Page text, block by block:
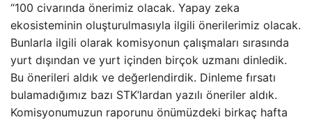
“100 civarında önerimiz olacak. Yapay zeka
ekosisteminin oluşturulmasıyla ilgili önerilerimiz olacak.
Bunlarla ilgili olarak komisyonun çalışmaları sırasında
yurt dışından ve yurt içinden birçok uzmanı dinledik.
Bu önerileri aldık ve değerlendirdik. Dinleme fırsatı
bulamadığımız bazı STK’lardan yazılı öneriler aldık.
Komisyonumuzun raporunu önümüzdeki birkaç hafta